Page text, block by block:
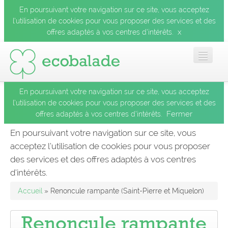
En poursuivant votre navigation sur ce site, vous acceptez
l’utilisation de cookies pour vous proposer des services et des
offres adaptés à vos centres d’intérêts.
x
Accueil
Les balades
Les espèces
En poursuivant votre navigation sur ce site, vous acceptez
l’utilisation de cookies pour vous proposer des services et des
offres adaptés à vos centres d’intérêts.
Fermer
En poursuivant votre navigation sur ce site, vous
acceptez l’utilisation de cookies pour vous proposer
des services et des offres adaptés à vos centres
d’intérêts.
Accueil » Renoncule rampante (Saint-Pierre et Miquelon)